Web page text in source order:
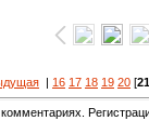
| 16 17 18 19 20 [21